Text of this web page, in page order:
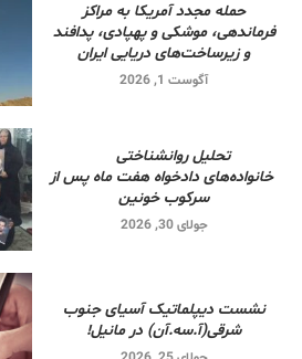
حمله مجدد آمریکا به مراکز
فرماندهی، موشکی و پهپادی، پدافند
و زیرساخت‌های دریایی ایران
آگوست 1, 2026
تحلیل روانشناختی
خانواده‌های دادخواه هفت ماه پس از
سرکوب خونین
جولای 30, 2026
نشست دیپلماتیک آسیای جنوب
شرقی‌(آ.سه.آن) در مانیل!